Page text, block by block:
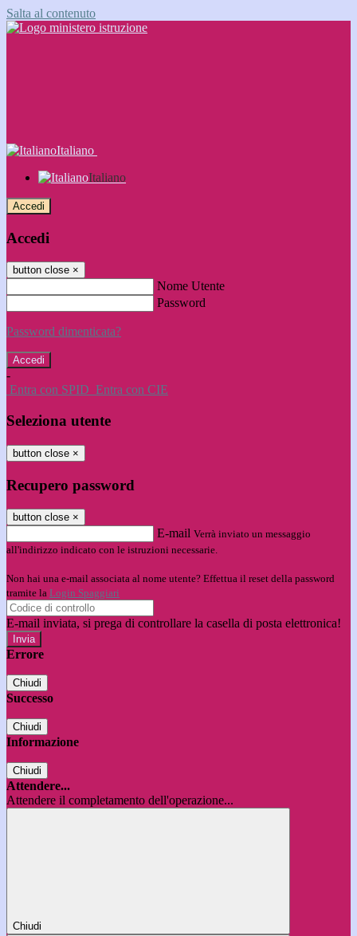
Salta al contenuto
Italiano
Italiano
Accedi
Accedi
button close ×
Nome Utente
Password
Password dimenticata?
-
Entra con SPID Entra con CIE
Seleziona utente
button close ×
Recupero password
button close ×
E-mail Verrà inviato un messaggio
all'indirizzo indicato con le istruzioni necessarie.
Non hai una e-mail associata al nome utente? Effettua il reset della password
tramite la Login Spaggiari
E-mail inviata, si prega di controllare la casella di posta elettronica!
Errore
Chiudi
Successo
Chiudi
Informazione
Chiudi
Attendere...
Attendere il completamento dell'operazione...
Chiudi